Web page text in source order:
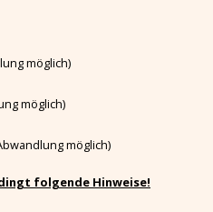
möglich)
möglich)
möglich)
folgende Hinweise!